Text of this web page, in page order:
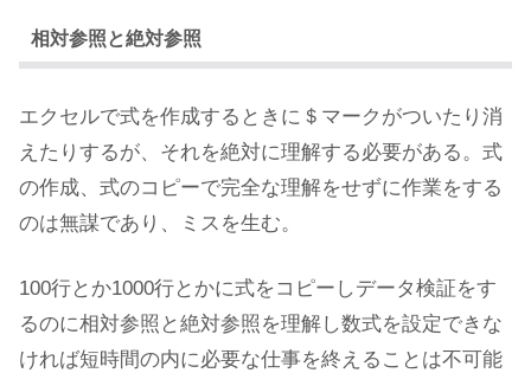
相対参照と絶対参照
エクセルで式を作成するときに＄マークがついたり消
えたりするが、それを絶対に理解する必要がある。式
の作成、式のコピーで完全な理解をせずに作業をする
のは無謀であり、ミスを生む。
100行とか1000行とかに式をコピーしデータ検証をす
るのに相対参照と絶対参照を理解し数式を設定できな
ければ短時間の内に必要な仕事を終えることは不可能